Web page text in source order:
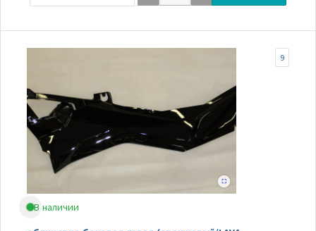
В наличии
9